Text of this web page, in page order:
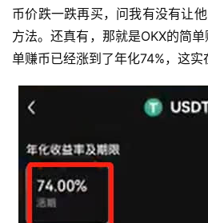
币价跌一跌再买，问我有没有让
方法。还真有，那就是OKX的简
单赚币已经涨到了年化74%，这实